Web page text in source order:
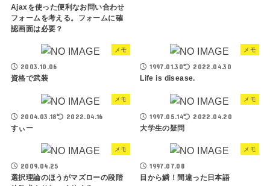
Ajaxを使った便利なお問い合わせ
フォームを考える。フォームに確
認画面は必要？
メモ
2003.10.06
資格で武装
メモ
1997.01.30 2022.04.30
Life is disease.
メモ
2004.03.18 2022.04.16
すぃー
メモ
1997.05.14 2022.04.20
大学生の疑問
メモ
2009.04.25
選択理論のほうがマズローの段階
メモ
1997.07.08
目から鱗！間違った日本語